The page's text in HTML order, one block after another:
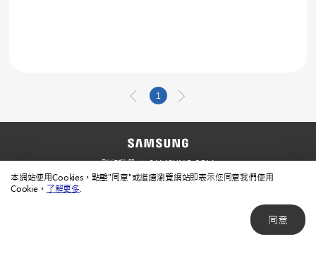
本網站使用Cookies。點擊"同意"或繼續瀏覽網站即表示您同意我們使用
Cookie。 了解更多
同意
1
聯絡我們
SAMSUNG.COM
使用規範
隱私規範